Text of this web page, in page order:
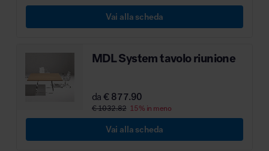
Vai alla scheda
MDL System tavolo riunione
da€ 877.90
€ 1032.82 15% in meno
Vai alla scheda